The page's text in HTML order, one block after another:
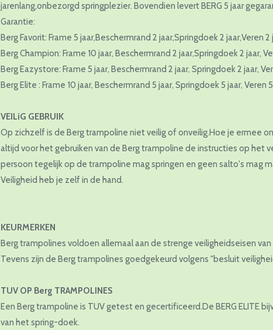
jarenlang,onbezorgd springplezier. Bovendien levert BERG 5 jaar
Garantie:
Berg Favorit: Frame 5 jaar,Beschermrand 2 jaar,Springdoek 2 jaar,Veren 2
Berg Champion: Frame 10 jaar, Beschermrand 2 jaar,Springdoek 2 jaar,
Berg Eazystore: Frame 5 jaar, Beschermrand 2 jaar, Springdoek 2 jaar,
Berg Elite : Frame 10 jaar, Beschermrand 5 jaar, Springdoek 5 jaar, Veren
VEILiG GEBRUIK
Op zichzelf is de Berg trampoline niet veilig of onveilig.Hoe je ermee
altijd voor het gebruiken van de Berg trampoline de instructies op het
persoon tegelijk op de trampoline mag springen en geen salto's mag
Veiligheid heb je zelf in de hand.
KEURMERKEN
Berg trampolines voldoen allemaal aan de strenge veiligheidseisen van
Tevens zijn de Berg trampolines goedgekeurd volgens "besluit
TUV OP Berg TRAMPOLINES
Een Berg trampoline is TUV getest en gecertificeerd.De BERG ELITE
van het spring-doek.